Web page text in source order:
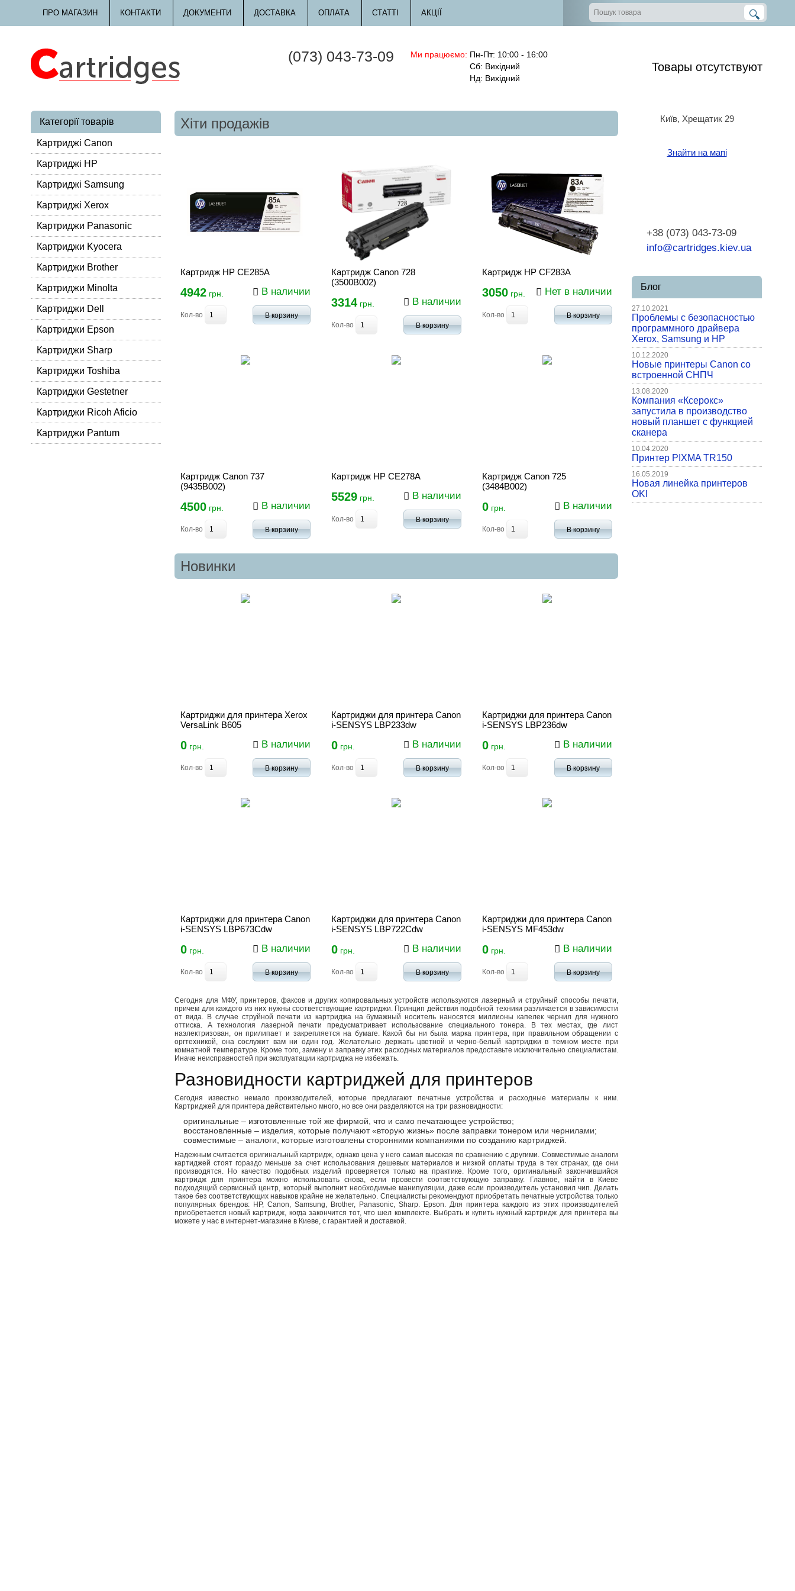
ПРО МАГАЗИН КОНТАКТИ ДОКУМЕНТИ ДОСТАВКА ОПЛАТА СТАТТІ АКЦІЇ
(073) 043-73-09 Ми працюємо: Пн-Пт: 10:00 - 16:00
Сб: Вихідний
Нд: Вихідний
Товары отсутствуют
Категорії товарів
Картриджі Canon
Картриджі HP
Картриджі Samsung
Картриджі Xerox
Картриджи Panasonic
Картриджи Kyocera
Картриджи Brother
Картриджи Minolta
Картриджи Dell
Картриджи Epson
Картриджи Sharp
Картриджи Toshiba
Картриджи Gestetner
Картриджи Ricoh Aficio
Картриджи Pantum
Хіти продажів
Картридж HP CE285A
4942 грн. В наличии
Кол-во В корзину
Картридж Canon 728
(3500B002)
3314 грн. В наличии
Кол-во В корзину
Картридж HP CF283A
3050 грн. Нет в наличии
Кол-во В корзину
Картридж Canon 737
(9435B002)
4500 грн. В наличии
Кол-во В корзину
Картридж HP CE278A
5529 грн. В наличии
Кол-во В корзину
Картридж Canon 725
(3484B002)
0 грн. В наличии
Кол-во В корзину
Новинки
Картриджи для принтера Xerox
VersaLink B605
0 грн. В наличии
Кол-во В корзину
Картриджи для принтера Canon
i-SENSYS LBP233dw
0 грн. В наличии
Кол-во В корзину
Картриджи для принтера Canon
i-SENSYS LBP236dw
0 грн. В наличии
Кол-во В корзину
Картриджи для принтера Canon
i-SENSYS LBP673Cdw
0 грн. В наличии
Кол-во В корзину
Картриджи для принтера Canon
i-SENSYS LBP722Cdw
0 грн. В наличии
Кол-во В корзину
Картриджи для принтера Canon
i-SENSYS MF453dw
0 грн. В наличии
Кол-во В корзину
Сегодня для МФУ, принтеров, факсов и других копировальных устройств используются лазерный и струйный способы печати,
причем для каждого из них нужны соответствующие картриджи. Принцип действия подобной техники различается в зависимости
от вида. В случае струйной печати из картриджа на бумажный носитель наносятся миллионы капелек чернил для нужного
оттиска. А технология лазерной печати предусматривает использование специального тонера. В тех местах, где лист
наэлектризован, он прилипает и закрепляется на бумаге. Какой бы ни была марка принтера, при правильном обращении с
оргтехникой, она сослужит вам ни один год. Желательно держать цветной и черно-белый картриджи в темном месте при
комнатной температуре. Кроме того, замену и заправку этих расходных материалов предоставьте исключительно специалистам.
Иначе неисправностей при эксплуатации картриджа не избежать.
Разновидности картриджей для принтеров
Сегодня известно немало производителей, которые предлагают печатные устройства и расходные материалы к ним.
Картриджей для принтера действительно много, но все они разделяются на три разновидности:
оригинальные – изготовленные той же фирмой, что и само печатающее устройство;
восстановленные – изделия, которые получают «вторую жизнь» после заправки тонером или чернилами;
совместимые – аналоги, которые изготовлены сторонними компаниями по созданию картриджей.
Надежным считается оригинальный картридж, однако цена у него самая высокая по сравнению с другими. Совместимые аналоги
картиджей стоят гораздо меньше за счет использования дешевых материалов и низкой оплаты труда в тех странах, где они
производятся. Но качество подобных изделий проверяется только на практике. Кроме того, оригинальный закончившийся
картридж для принтера можно использовать снова, если провести соответствующую заправку. Главное, найти в Киеве
подходящий сервисный центр, который выполнит необходимые манипуляции, даже если производитель установил чип. Делать
такое без соответствующих навыков крайне не желательно. Специалисты рекомендуют приобретать печатные устройства только
популярных брендов: HP, Canon, Samsung, Brother, Panasonic, Sharp. Epson. Для принтера каждого из этих производителей
приобретается новый картридж, когда закончится тот, что шел комплекте. Выбрать и купить нужный картридж для принтера вы
можете у нас в интернет-магазине в Киеве, с гарантией и доставкой.
Київ, Хрещатик 29
Знайти на мапі
+38 (073) 043-73-09
info@cartridges.kiev.ua
Блог
27.10.2021
Проблемы с безопасностью
программного драйвера
Xerox, Samsung и HP
10.12.2020
Новые принтеры Canon со
встроенной СНПЧ
13.08.2020
Компания «Ксерокс»
запустила в производство
новый планшет с функцией
сканера
10.04.2020
Принтер PIXMA TR150
16.05.2019
Новая линейка принтеров
OKI